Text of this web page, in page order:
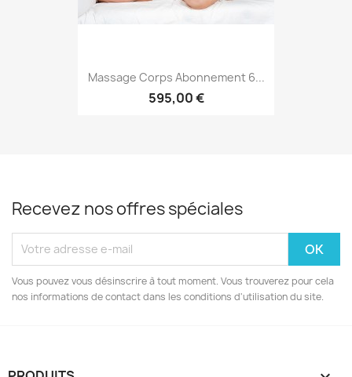
Massage Corps Abonnement 6...
595,00 €
Recevez nos offres spéciales
Vous pouvez vous désinscrire à tout moment. Vous trouverez pour cela
nos informations de contact dans les conditions d'utilisation du site.